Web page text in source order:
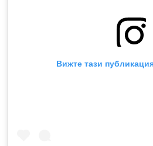
Вижте тази